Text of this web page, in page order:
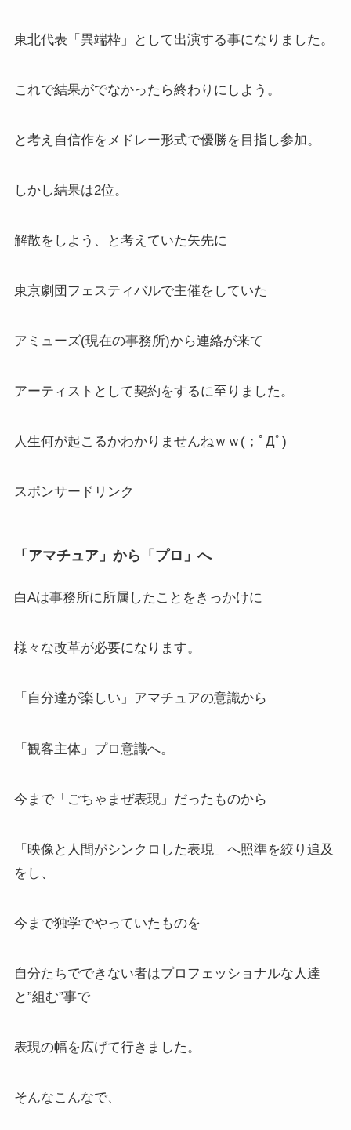
東北代表「異端枠」として出演する事になりました。
これで結果がでなかったら終わりにしよう。
と考え自信作をメドレー形式で優勝を目指し参加。
しかし結果は2位。
解散をしよう、と考えていた矢先に
東京劇団フェスティバルで主催をしていた
アミューズ(現在の事務所)から連絡が来て
アーティストとして契約をするに至りました。
人生何が起こるかわかりませんねｗｗ(；ﾟДﾟ)
スポンサードリンク
「アマチュア」から「プロ」へ
白Aは事務所に所属したことをきっかけに
様々な改革が必要になります。
「自分達が楽しい」アマチュアの意識から
「観客主体」プロ意識へ。
今まで「ごちゃまぜ表現」だったものから
「映像と人間がシンクロした表現」へ照準を絞り追及
をし、
今まで独学でやっていたものを
自分たちでできない者はプロフェッショナルな人達
と”組む”事で
表現の幅を広げて行きました。
そんなこんなで、